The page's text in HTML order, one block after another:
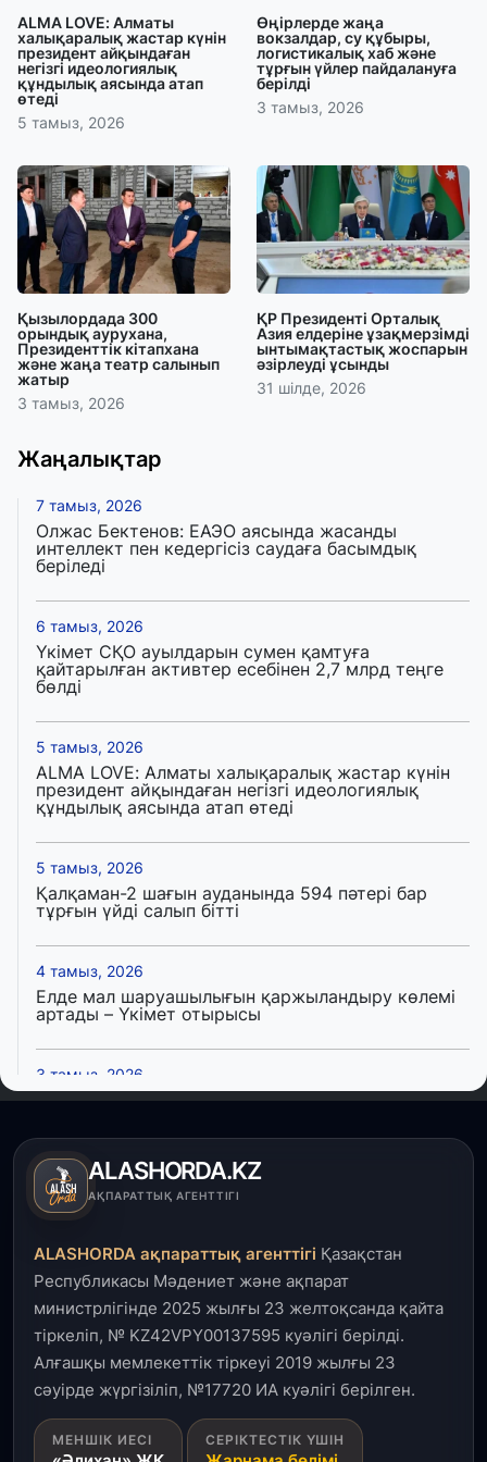
ALMA LOVE: Алматы
халықаралық жастар күнін
президент айқындаған
негізгі идеологиялық
құндылық аясында атап
өтеді
5 тамыз, 2026
Өңірлерде жаңа
вокзалдар, су құбыры,
логистикалық хаб және
тұрғын үйлер пайдалануға
берілді
3 тамыз, 2026
Қызылордада 300
орындық аурухана,
Президенттік кітапхана
және жаңа театр салынып
жатыр
3 тамыз, 2026
ҚР Президенті Орталық
Азия елдеріне ұзақмерзімді
ынтымақтастық жоспарын
әзірлеуді ұсынды
31 шілде, 2026
Жаңалықтар
7 тамыз, 2026
Олжас Бектенов: ЕАЭО аясында жасанды
интеллект пен кедергісіз саудаға басымдық
беріледі
6 тамыз, 2026
Үкімет СҚО ауылдарын сумен қамтуға
қайтарылған активтер есебінен 2,7 млрд теңге
бөлді
5 тамыз, 2026
ALMA LOVE: Алматы халықаралық жастар күнін
президент айқындаған негізгі идеологиялық
құндылық аясында атап өтеді
5 тамыз, 2026
Қалқаман-2 шағын ауданында 594 пәтері бар
тұрғын үйді салып бітті
4 тамыз, 2026
Елде мал шаруашылығын қаржыландыру көлемі
артады – Үкімет отырысы
3 тамыз, 2026
Өңірлерде жаңа вокзалдар, су құбыры,
пайдалануға берілді
3 тамыз, 2026
Қызылордада 300 орындық аурухана,
салынып жатыр
1 тамыз, 2026
Кинопоиск Қазақстан азаматтарының ең
танымал онлайн-кинотеатрына айналды
31 шілде, 2026
Ақмола облысындағы кездесуде кәсіпкерлер мен
ALASHORDA.KZ
АҚПАРАТТЫҚ АГЕНТТІГІ
ALASHORDA ақпараттық агенттігі Қазақстан
Республикасы Мәдениет және ақпарат
министрлігінде 2025 жылғы 23 желтоқсанда қайта
тіркеліп, № KZ42VPY00137595 куәлігі берілді.
Алғашқы мемлекеттік тіркеуі 2019 жылғы 23
сәуірде жүргізіліп, №17720 ИА куәлігі берілген.
МЕНШІК ИЕСІ СЕРІКТЕСТІК ҮШІН